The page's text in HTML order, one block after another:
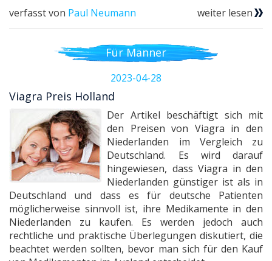
verfasst von Paul Neumann weiter lesen
Für Männer
2023-04-28
Viagra Preis Holland
Der Artikel beschäftigt sich mit
den Preisen von Viagra in den
Niederlanden im Vergleich zu
Deutschland. Es wird darauf
hingewiesen, dass Viagra in den
Niederlanden günstiger ist als in
Deutschland und dass es für deutsche Patienten
möglicherweise sinnvoll ist, ihre Medikamente in den
Niederlanden zu kaufen. Es werden jedoch auch
rechtliche und praktische Überlegungen diskutiert, die
beachtet werden sollten, bevor man sich für den Kauf